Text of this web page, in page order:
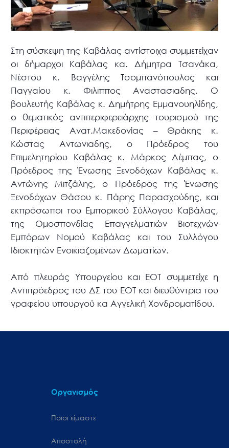
Στη σύσκεψη της Καβάλας αντίστοιχα συμμετείχαν
οι δήμαρχοι Καβάλας κα. Δήμητρα Τσανάκα,
Νέστου κ. Βαγγέλης Τσομπανόπουλος και
Παγγαίου κ. Φιλιππος Αναστασιαδης. Ο
βουλευτής Καβάλας κ. Δημήτρης Εμμανουηλίδης,
ο θεματικός αντιπεριφερειάρχης τουρισμού της
Περιφέρειας Ανατ.Μακεδονίας – Θράκης κ.
Κώστας Αντωνιαδης, ο Πρόεδρος του
Επιμελητηρίου Καβάλας κ. Μάρκος Δέμπας, ο
Πρόεδρος της Ένωσης Ξενοδόχων Καβάλας κ.
Αντώνης Μιτζάλης, ο Πρόεδρος της Ένωσης
Ξενοδόχων Θάσου κ. Πάρης Παρασχούδης, και
εκπρόσωποι του Εμπορικού Σύλλογου Καβάλας,
της Ομοσπονδίας Επαγγελματιών Βιοτεχνών
Εμπόρων Νομού Καβάλας και του Συλλόγου
Ιδιοκτητών Ενοικιαζομένων Δωματίων.
Από πλευράς Υπουργείου και ΕΟΤ συμμετείχε η
Αντιπρόεδρος του ΔΣ του ΕΟΤ και διευθύντρια του
γραφείου υπουργού κα Αγγελική Χονδροματίδου.
Οργανισμός
Ποιοι είμαστε
Αποστολή